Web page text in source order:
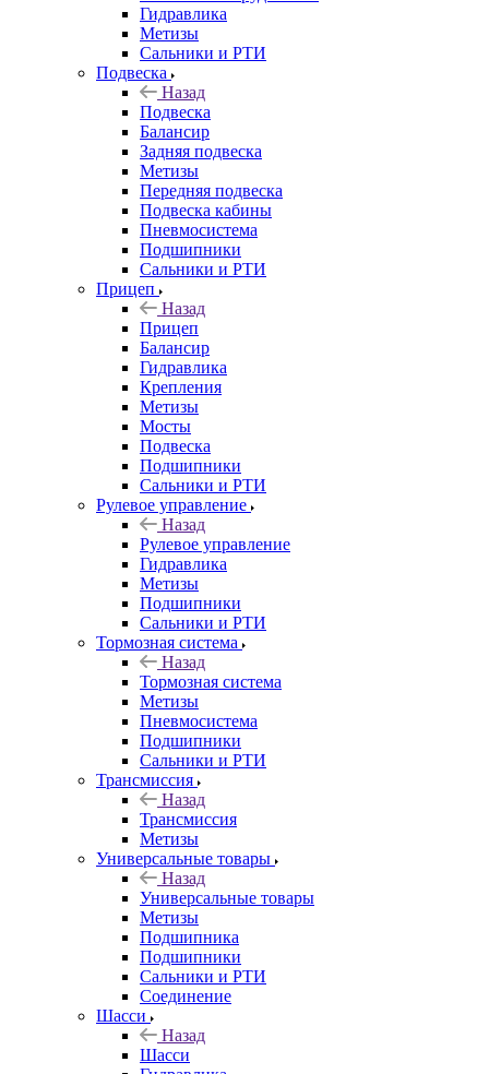
Гидравлика
Метизы
Сальники и РТИ
Подвеска
Назад
Подвеска
Балансир
Задняя подвеска
Метизы
Передняя подвеска
Подвеска кабины
Пневмосистема
Подшипники
Сальники и РТИ
Прицеп
Назад
Прицеп
Балансир
Гидравлика
Крепления
Метизы
Мосты
Подвеска
Подшипники
Сальники и РТИ
Рулевое управление
Назад
Рулевое управление
Гидравлика
Метизы
Подшипники
Сальники и РТИ
Тормозная система
Назад
Тормозная система
Метизы
Пневмосистема
Подшипники
Сальники и РТИ
Трансмиссия
Назад
Трансмиссия
Метизы
Универсальные товары
Назад
Универсальные товары
Метизы
Подшипника
Подшипники
Сальники и РТИ
Соединение
Шасси
Назад
Шасси